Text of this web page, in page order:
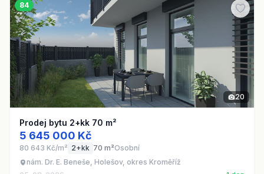
84
20
Prodej bytu 2+kk 70 m²
5 645 000 Kč
80 643 Kč/m² 2+kk 70 m²Osobní
nám. Dr. E. Beneše, Holešov, okres Kroměříž